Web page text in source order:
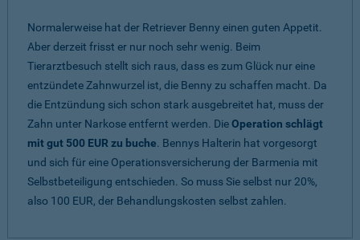
Normalerweise hat der Retriever Benny einen guten Appetit.
Aber derzeit frisst er nur noch sehr wenig. Beim
Tierarztbesuch stellt sich raus, dass es zum Glück nur eine
entzündete Zahnwurzel ist, die Benny zu schaffen macht. Da
die Entzündung sich schon stark ausgebreitet hat, muss der
Zahn unter Narkose entfernt werden. DieOperation schlägt
mit gut 500 EUR zu buche. Bennys Halterin hat vorgesorgt
und sich für eine Operationsversicherung der Barmenia mit
Selbstbeteiligung entschieden. So muss Sie selbst nur 20%,
also 100 EUR, der Behandlungskosten selbst zahlen.